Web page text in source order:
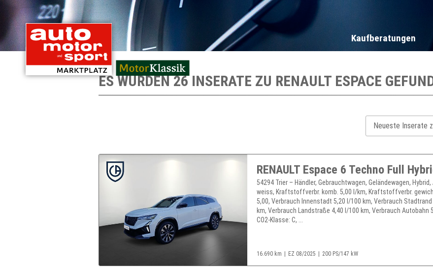
Kaufberatungen
ES WURDEN 26 INSERATE ZU RENAULT ESPACE
54294 Trier – Händler, Gebrauchtwagen, Geländewagen,
weiss, Kraftstoffverbr. komb. 5,00 l/km, Kraftstoffverbr.
5,00, Verbrauch Innenstadt 5,20 l/100 km, Verbrauch
km, Verbrauch Landstraße 4,40 l/100 km, Verbrauch Autobahn
CO2-Klasse: C, ...
16.690 km EZ 08/2025 200 PS/147 kW